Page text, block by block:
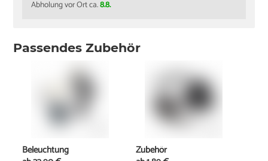
Abholung vor Ort ca.8.8.
Passendes Zubehör
Beleuchtung
Zubehör